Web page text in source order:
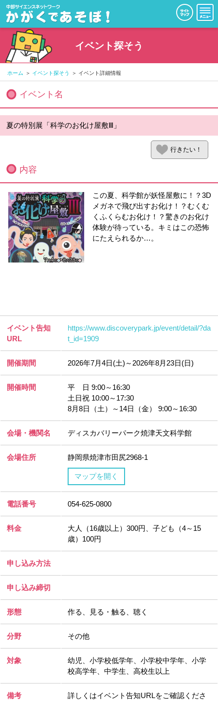
イベント探そう
ホーム イベント探そう イベント詳細情報
イベント名
夏の特別展「科学のお化け屋敷Ⅲ」
行きたい！
内容
この夏、科学館が妖怪屋敷に！？3D
メガネで飛び出すお化け！？むくむ
くふくらむお化け！？驚きのお化け
体験が待っている。キミはこの恐怖
にたえられるか…。
イベント告知
URL
https://www.discoverypark.jp/event/detail/?da
t_id=1909
開催期間 2026年7月4日(土)～2026年8月23日(日)
開催時間
平 日 9:00～16:30
土日祝 10:00～17:30
8月8日（土）～14日（金） 9:00～16:30
会場・機関名 ディスカバリーパーク焼津天文科学館
会場住所 静岡県焼津市田尻2968-1
マップを開く
電話番号 054-625-0800
料金
大人（16歳以上）300円、子ども（4～15
歳）100円
申し込み方法
申し込み締切
形態 作る、見る・触る、聴く
分野 その他
対象
幼児、小学校低学年、小学校中学年、小学
校高学年、中学生、高校生以上
備考
詳しくはイベント告知URLをご確認くださ